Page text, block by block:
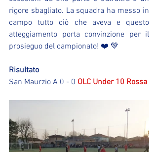
rigore sbagliato. La squadra ha messo in
campo tutto ciò che aveva e questo
atteggiamento porta convinzione per il
prosieguo del campionato! ❤️ 💚
Risultato
San Maurzio A 0 - 0 OLC Under 10 Rossa